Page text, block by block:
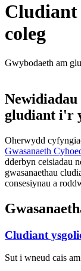
coleg
Gwybodaeth am
Newidiadau
gludiant i'r
Oherwydd
Gwasanaeth
dderbyn ceisiadau
gwasanaethau
consesiynau a
Cludiant
Sut i wneud cais